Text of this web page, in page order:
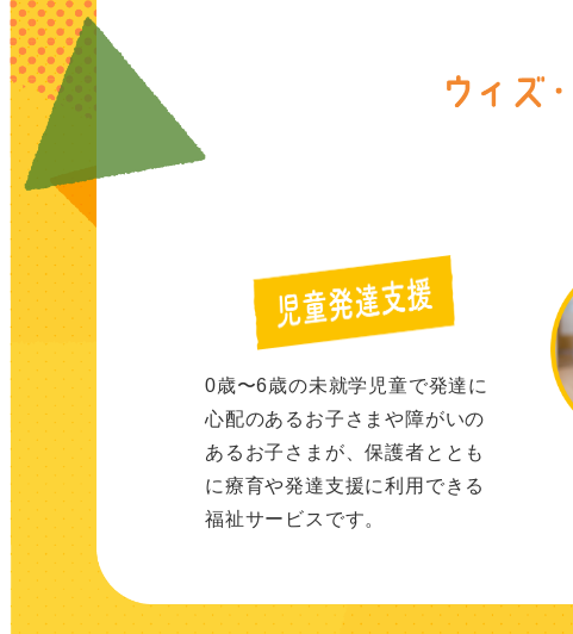
0歳〜6歳の未就学児童で発達に
心配のあるお子さまや障がいの
あるお子さまが、保護者ととも
に療育や発達支援に利用できる
福祉サービスです。